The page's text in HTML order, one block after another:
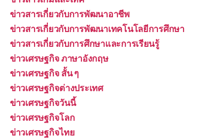
ข่าวสารเกี่ยวกับการพัฒนาอาชีพ
ข่าวสารเกี่ยวกับการพัฒนาเทคโนโลยีการศึกษา
ข่าวสารเกี่ยวกับการศึกษาและการเรียนรู้
ข่าวเศรษฐกิจ ภาษาอังกฤษ
ข่าวเศรษฐกิจ สั้น ๆ
ข่าวเศรษฐกิจต่างประเทศ
ข่าวเศรษฐกิจวันนี้
ข่าวเศรษฐกิจโลก
ข่าวเศรษฐกิจไทย